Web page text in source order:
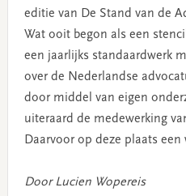
editie van De Stand van de
Wat ooit begon als een
een jaarlijks standaardwerk
over de Nederlandse
door middel van eigen
uiteraard de medewerking
Daarvoor op deze plaats
Door Lucien Wopereis